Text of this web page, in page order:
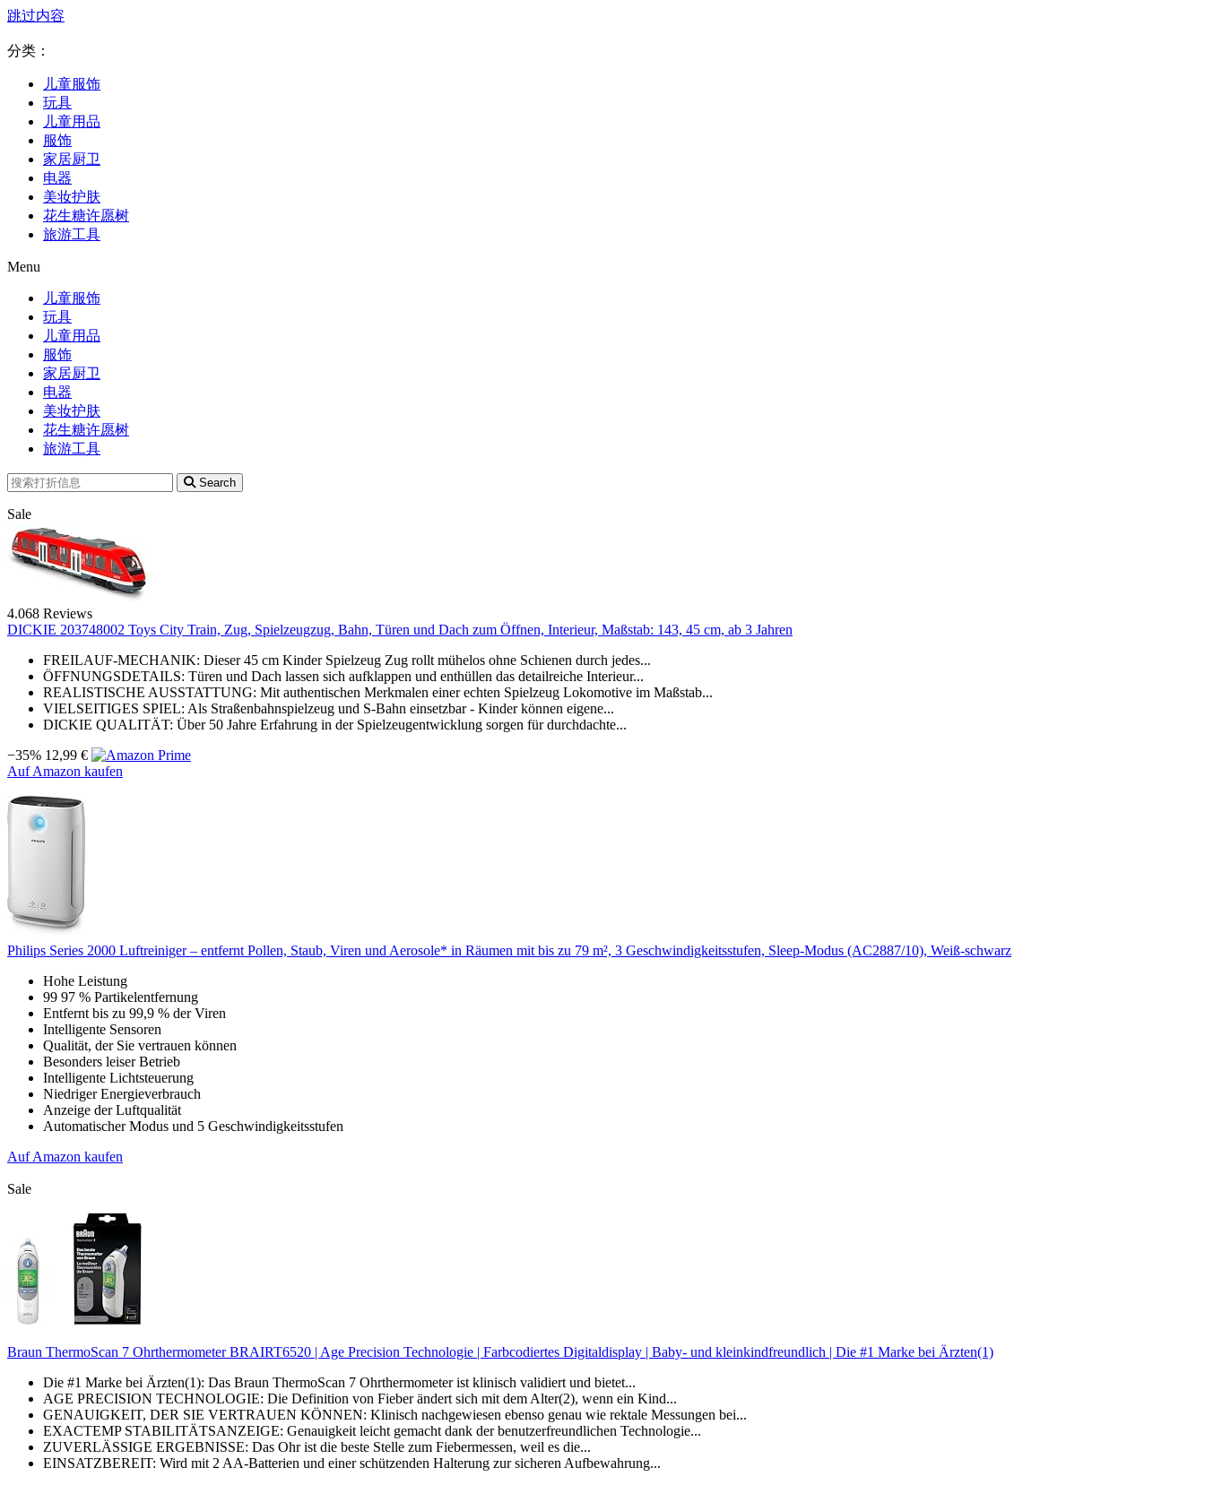
跳过内容
分类：
儿童服饰
玩具
儿童用品
服饰
家居厨卫
电器
美妆护肤
花生糖许愿树
旅游工具
Menu
儿童服饰
玩具
儿童用品
服饰
家居厨卫
电器
美妆护肤
花生糖许愿树
旅游工具
Search
Sale
4.068 Reviews
DICKIE 203748002 Toys City Train, Zug, Spielzeugzug, Bahn, Türen und Dach zum Öffnen, Interieur, Maßstab: 143, 45 cm, ab 3 Jahren
FREILAUF-MECHANIK: Dieser 45 cm Kinder Spielzeug Zug rollt mühelos ohne Schienen durch jedes...
ÖFFNUNGSDETAILS: Türen und Dach lassen sich aufklappen und enthüllen das detailreiche Interieur...
REALISTISCHE AUSSTATTUNG: Mit authentischen Merkmalen einer echten Spielzeug Lokomotive im Maßstab...
VIELSEITIGES SPIEL: Als Straßenbahnspielzeug und S-Bahn einsetzbar - Kinder können eigene...
DICKIE QUALITÄT: Über 50 Jahre Erfahrung in der Spielzeugentwicklung sorgen für durchdachte...
−35% 12,99 €
Auf Amazon kaufen
Philips Series 2000 Luftreiniger – entfernt Pollen, Staub, Viren und Aerosole* in Räumen mit bis zu 79 m², 3 Geschwindigkeitsstufen, Sleep-Modus (AC2887/10), Weiß-schwarz
Hohe Leistung
99 97 % Partikelentfernung
Entfernt bis zu 99,9 % der Viren
Intelligente Sensoren
Qualität, der Sie vertrauen können
Besonders leiser Betrieb
Intelligente Lichtsteuerung
Niedriger Energieverbrauch
Anzeige der Luftqualität
Automatischer Modus und 5 Geschwindigkeitsstufen
Auf Amazon kaufen
Sale
Braun ThermoScan 7 Ohrthermometer BRAIRT6520 | Age Precision Technologie | Farbcodiertes Digitaldisplay | Baby- und kleinkindfreundlich | Die #1 Marke bei Ärzten(1)
Die #1 Marke bei Ärzten(1): Das Braun ThermoScan 7 Ohrthermometer ist klinisch validiert und bietet...
AGE PRECISION TECHNOLOGIE: Die Definition von Fieber ändert sich mit dem Alter(2), wenn ein Kind...
GENAUIGKEIT, DER SIE VERTRAUEN KÖNNEN: Klinisch nachgewiesen ebenso genau wie rektale Messungen bei...
EXACTEMP STABILITÄTSANZEIGE: Genauigkeit leicht gemacht dank der benutzerfreundlichen Technologie...
ZUVERLÄSSIGE ERGEBNISSE: Das Ohr ist die beste Stelle zum Fiebermessen, weil es die...
EINSATZBEREIT: Wird mit 2 AA-Batterien und einer schützenden Halterung zur sicheren Aufbewahrung...